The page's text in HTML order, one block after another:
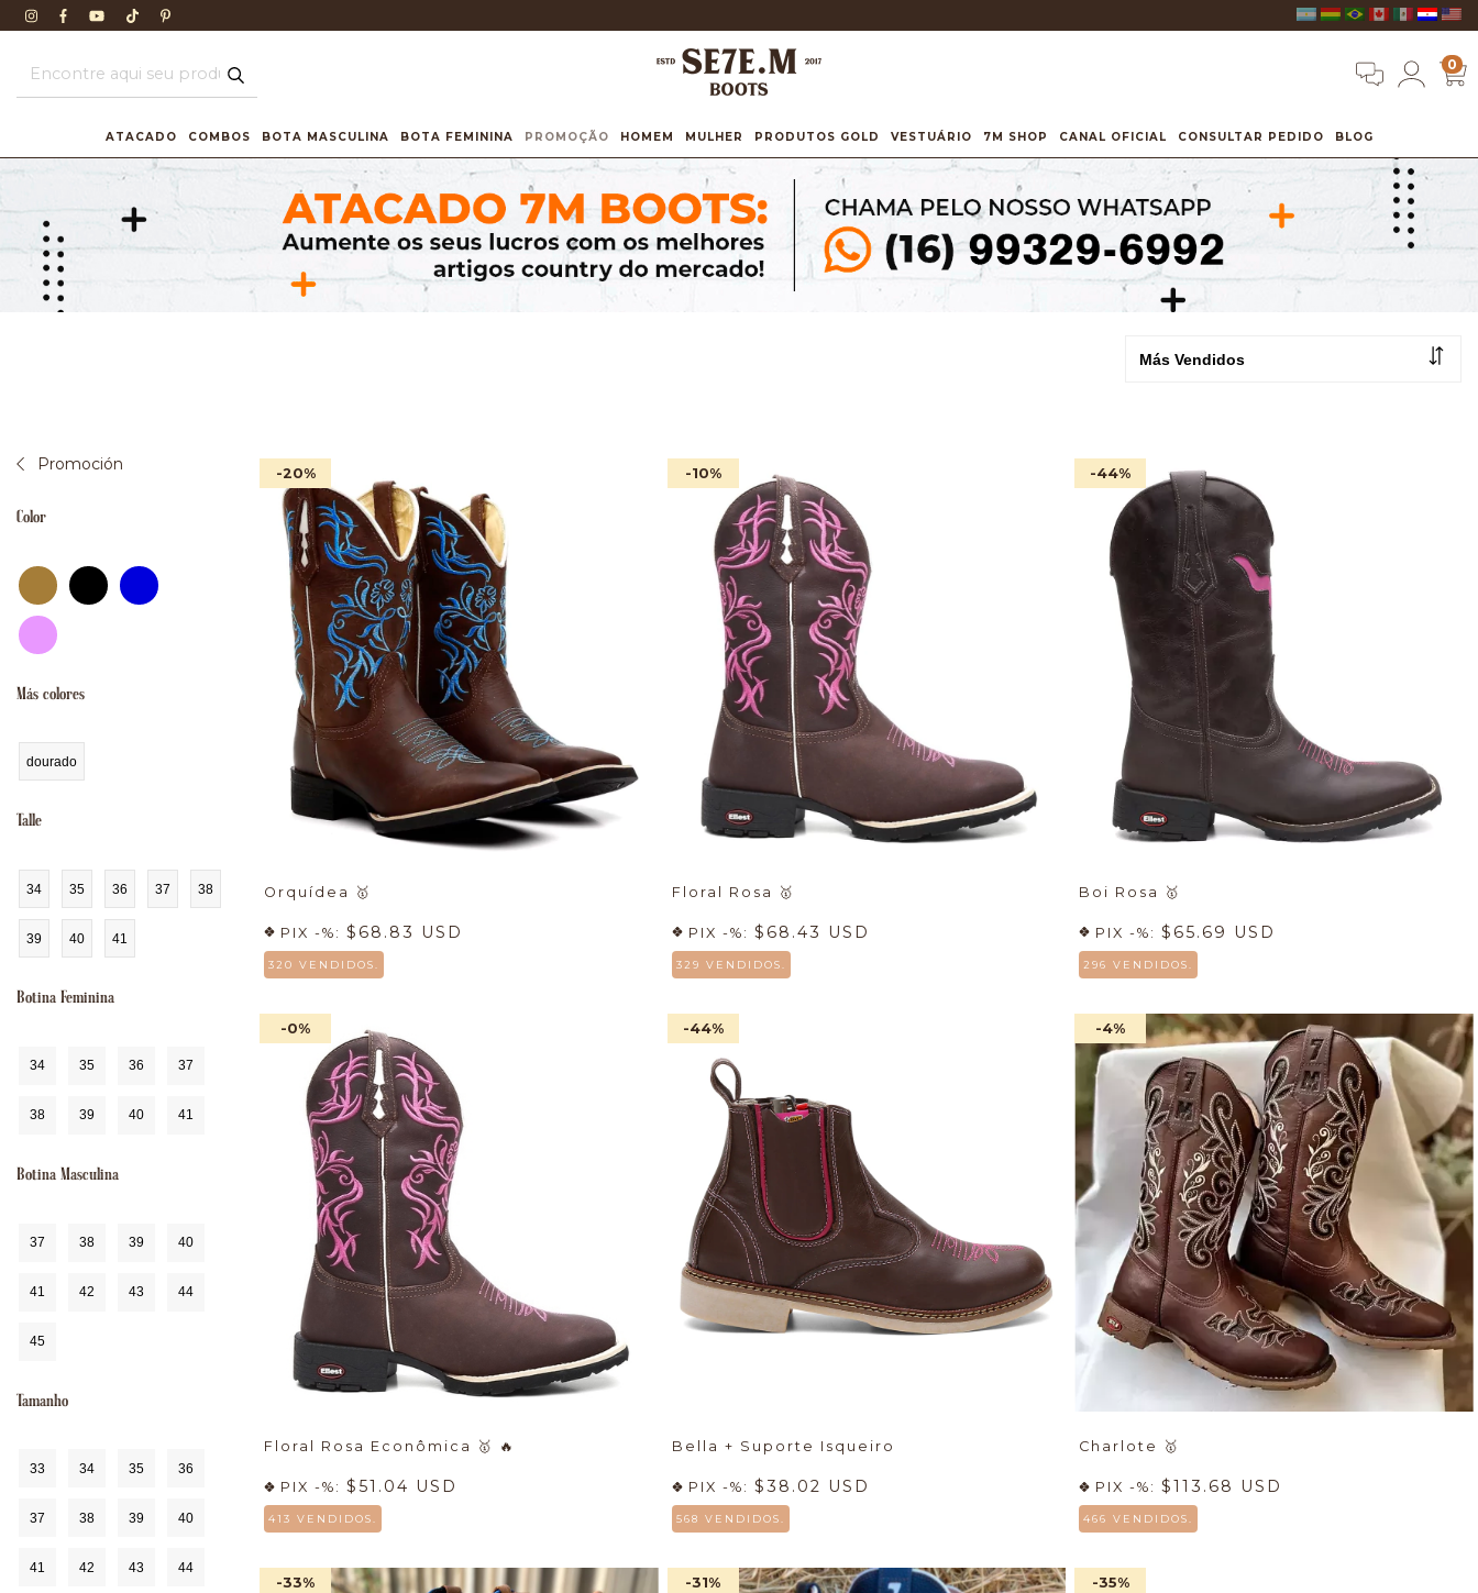
0
ATACADO COMBOS BOTA MASCULINA BOTA FEMININA PROMOÇÃO HOMEM MULHER PRODUTOS GOLD VESTUÁRIO 7M SHOP CANAL OFICIAL CONSULTAR PEDIDO BLOG
Promoción
Color
Más colores
dourado
Talle
34 35 36 37 38
39 40 41
Botina Feminina
34 35 36 37
38 39 40 41
Botina Masculina
37 38 39 40
41 42 43 44
45
Tamanho
33 34 35 36
37 38 39 40
41 42 43 44
-20%
Orquídea 🥇
PIX -%: $68.83 USD
320 VENDIDOS.
-10%
Floral Rosa 🥇
PIX -%: $68.43 USD
329 VENDIDOS.
-44%
Boi Rosa 🥇
PIX -%:$65.69 USD
296 VENDIDOS.
-0%
Floral Rosa Econômica 🥇 🔥
PIX -%: $51.04 USD
413 VENDIDOS.
-44%
Bella + Suporte Isqueiro
PIX -%: $38.02 USD
568 VENDIDOS.
-4%
Charlote 🥇
PIX -%:$113.68 USD
466 VENDIDOS.
-33% -31% -35%